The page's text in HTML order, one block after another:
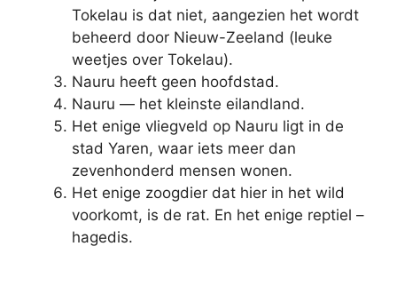
Tokelau is dat niet, aangezien het wordt
beheerd door Nieuw-Zeeland (leuke
weetjes over Tokelau).
Nauru heeft geen hoofdstad.
Nauru — het kleinste eilandland.
Het enige vliegveld op Nauru ligt in de
stad Yaren, waar iets meer dan
zevenhonderd mensen wonen.
Het enige zoogdier dat hier in het wild
voorkomt, is de rat. En het enige reptiel –
hagedis.